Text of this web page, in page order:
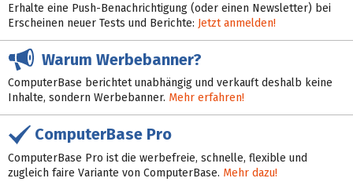
Erhalte eine Push-Benachrichtigung (oder einen Newsletter) bei
Erscheinen neuer Tests und Berichte: Jetzt anmelden!
Warum Werbebanner?
ComputerBase berichtet unabhängig und verkauft deshalb keine
Inhalte, sondern Werbebanner. Mehr erfahren!
ComputerBase Pro
ComputerBase Pro ist die werbefreie, schnelle, flexible und
zugleich faire Variante von ComputerBase. Mehr dazu!